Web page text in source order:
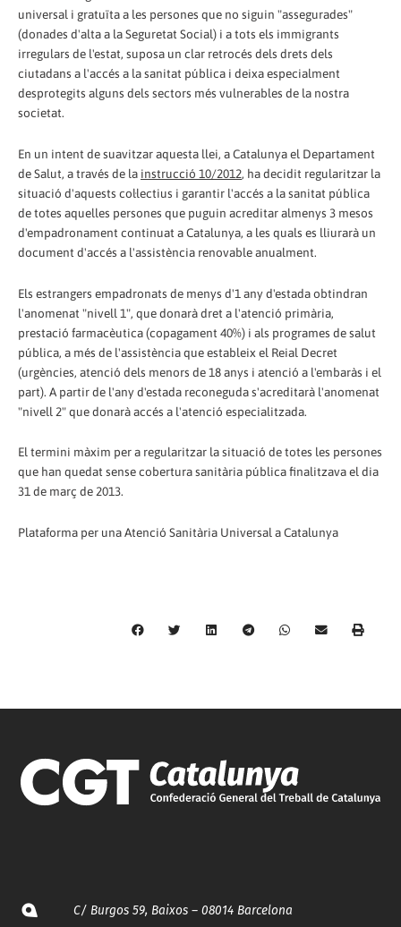
universal i gratuïta a les persones que no siguin "assegurades"
(donades d'alta a la Seguretat Social) i a tots els immigrants
irregulars de l'estat, suposa un clar retrocés dels drets dels
ciutadans a l'accés a la sanitat pública i deixa especialment
desprotegits alguns dels sectors més vulnerables de la nostra
societat.
En un intent de suavitzar aquesta llei, a Catalunya el Departament
de Salut, a través de la instrucció 10/2012, ha decidit regularitzar la
situació d'aquests col·lectius i garantir l'accés a la sanitat pública
de totes aquelles persones que puguin acreditar almenys 3 mesos
d'empadronament continuat a Catalunya, a les quals es lliurarà un
document d'accés a l'assistència renovable anualment.
Els estrangers empadronats de menys d'1 any d'estada obtindran
l'anomenat "nivell 1", que donarà dret a l'atenció primària,
prestació farmacèutica (copagament 40%) i als programes de salut
pública, a més de l'assistència que estableix el Reial Decret
(urgències, atenció dels menors de 18 anys i atenció a l'embaràs i el
part). A partir de l'any d'estada reconeguda s'acreditarà l'anomenat
"nivell 2" que donarà accés a l'atenció especialitzada.
El termini màxim per a regularitzar la situació de totes les persones
que han quedat sense cobertura sanitària pública finalitzava el dia
31 de març de 2013.
Plataforma per una Atenció Sanitària Universal a Catalunya
C/ Burgos 59, Baixos – 08014 Barcelona